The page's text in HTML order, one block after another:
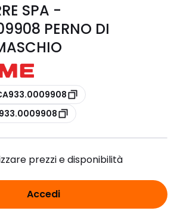
SPA -
PERNO DI
prezzi e disponibilità
Accedi